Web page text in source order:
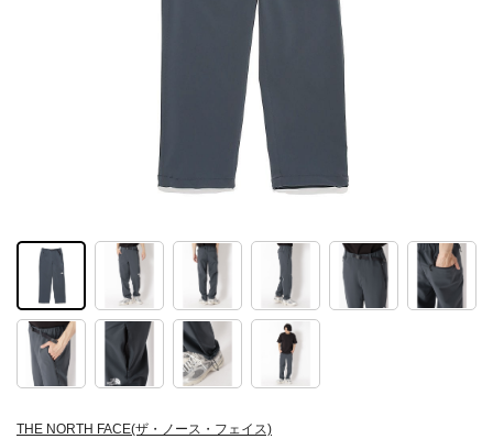
THE NORTH FACE(ザ・ノース・フェイス)